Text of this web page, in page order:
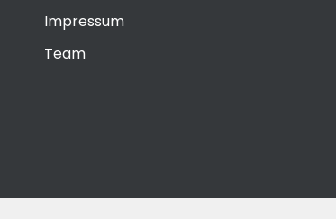
Impressum
Team